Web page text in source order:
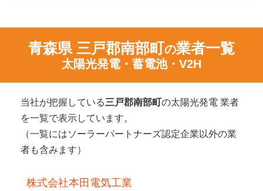
青森県 三戸郡南部町の業者一覧
太陽光発電・蓄電池・V2H
当社が把握している三戸郡南部町の太陽光発電 業者
を一覧で表示しています。
（一覧にはソーラーパートナーズ認定企業以外の業
者も含みます）
株式会社本田電気工業